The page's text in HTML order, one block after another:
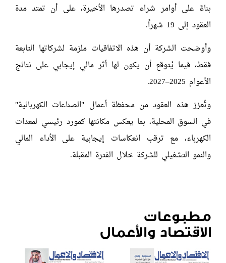
بناءً على أوامر شراء تصدرها الأخيرة، على أن تمتد مدة
العقود إلى 19 شهراً.
وأوضحت الشركة أن هذه الاتفاقيات ملزمة لشركاتها التابعة
فقط، فيما يُتوقع أن يكون لها أثر مالي إيجابي على نتائج
الأعوام 2025–2027.
وتُعزز هذه العقود من محفظة أعمال "الصناعات الكهربائية"
في السوق المحلية، بما يعكس مكانتها كمورد رئيسي لمعدات
الكهرباء، مع ترقب انعكاسات إيجابية على الأداء المالي
والنمو التشغيلي للشركة خلال الفترة المقبلة.
مطبوعات
الاقتصاد والأعمال